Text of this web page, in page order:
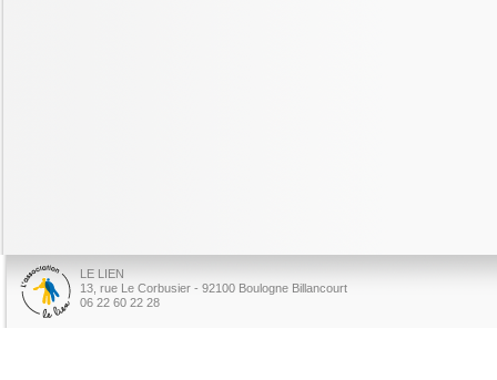
LE LIEN
13, rue Le Corbusier - 92100 Boulogne Billancourt
06 22 60 22 28